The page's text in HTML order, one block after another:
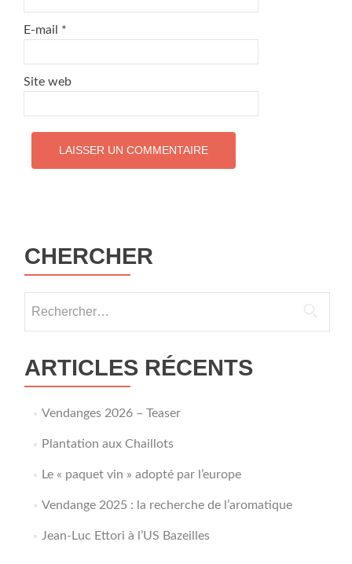
E-mail *
Site web
CHERCHER
ARTICLES RÉCENTS
Vendanges 2026 – Teaser
Plantation aux Chaillots
Le « paquet vin » adopté par l’europe
Vendange 2025 : la recherche de l’aromatique
Jean-Luc Ettori à l’US Bazeilles